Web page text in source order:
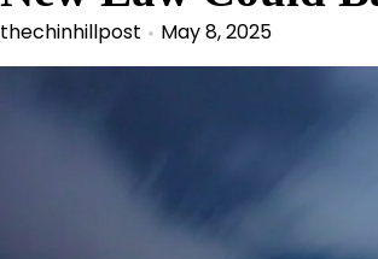
thechinhillpost May 8, 2025